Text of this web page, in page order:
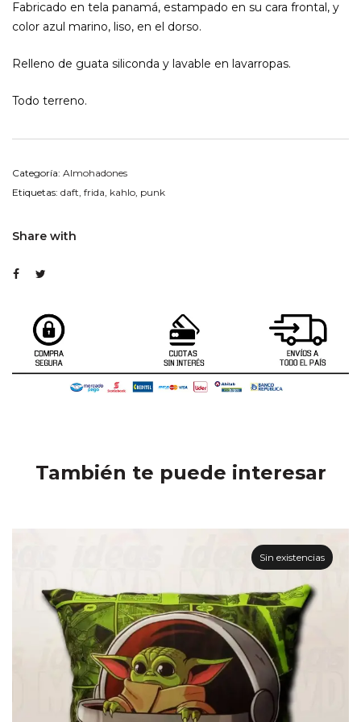
Fabricado en tela panamá, estampado en su cara frontal, y
color azul marino, liso, en el dorso.
Relleno de guata siliconda y lavable en lavarropas.
Todo terreno.
Categoría: Almohadones
Etiquetas: daft frida kahlo punk
Share with
También te puede interesar
Sin existencias